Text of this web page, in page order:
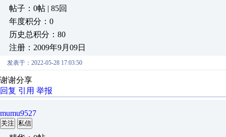
帖子：0帖 | 85回
年度积分：0
历史总积分：80
注册：2009年9月09日
发表于：2022-05-28 17:03:50
谢谢分享
回复 引用 举报
mumu9527
关注 私信